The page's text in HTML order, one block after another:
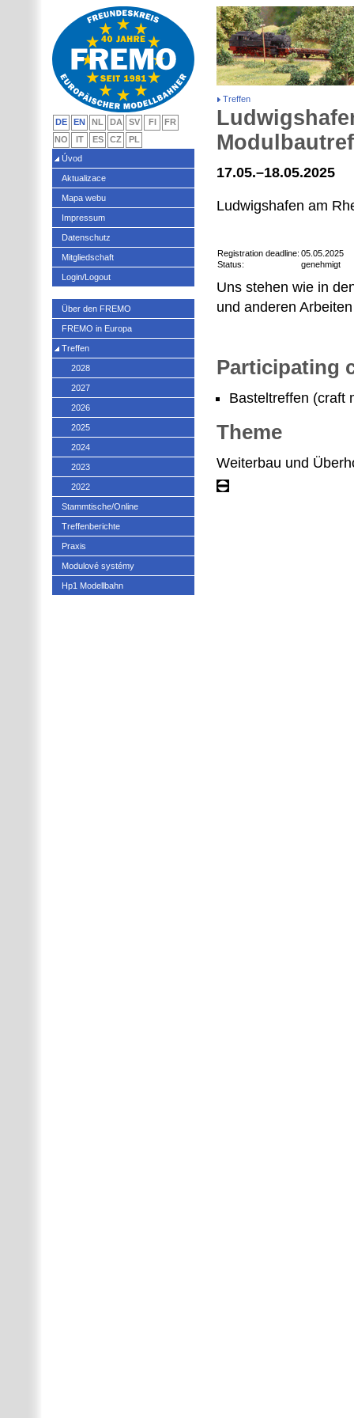
Treffen
17.05.–18.05.2025
Ludwigshafen am
Registration deadline: 05.05.2025
Status:
genehmigt
Uns stehen wie in
und anderen
Participating
Basteltreffen (craft
Theme
Weiterbau und
DE EN NL DA SV FI
FR
NO
IT ES CZ
PL
Úvod
Aktualizace
Mapa webu
Impressum
Datenschutz
Mitgliedschaft
Login/Logout
Über den FREMO
FREMO in Europa
Treffen
2028
2027
2026
2025
2024
2023
2022
Stammtische/Online
Treffenberichte
Praxis
Modulové systémy
Hp1 Modellbahn